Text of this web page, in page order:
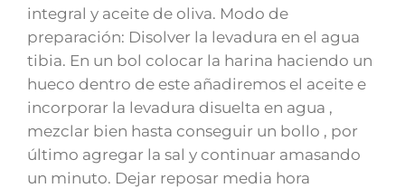
integral y aceite de oliva. Modo de
preparación: Disolver la levadura en el agua
tibia. En un bol colocar la harina haciendo un
hueco dentro de este añadiremos el aceite e
incorporar la levadura disuelta en agua ,
mezclar bien hasta conseguir un bollo , por
último agregar la sal y continuar amasando
un minuto. Dejar reposar media hora